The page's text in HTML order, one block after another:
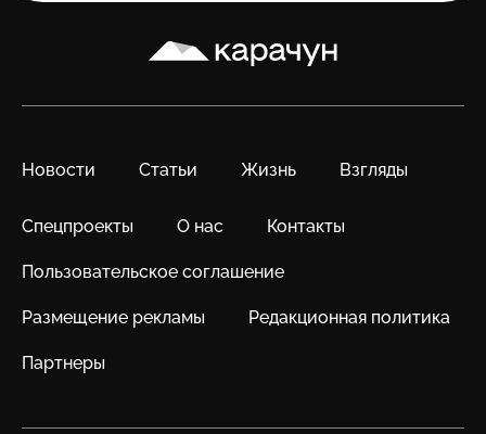
Карачун
Новости Статьи Жизнь Взгляды
Спецпроекты О нас Контакты
Пользовательское соглашение
Размещение рекламы Редакционная политика
Партнеры